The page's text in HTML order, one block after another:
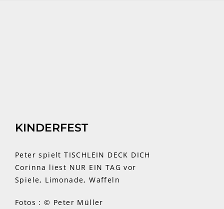
KINDERFEST
Peter spielt TISCHLEIN DECK DICH
Corinna liest NUR EIN TAG vor
Spiele, Limonade, Waffeln
Fotos : © Peter Müller